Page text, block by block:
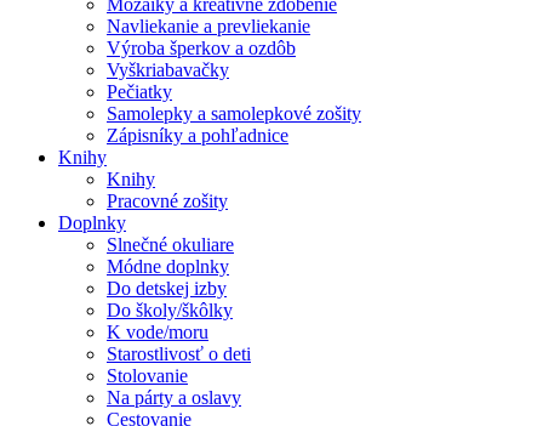
Navliekanie a prevliekanie
Výroba šperkov a ozdôb
Vyškriabavačky
Pečiatky
Samolepky a samolepkové zošity
Zápisníky a pohľadnice
Knihy
Knihy
Pracovné zošity
Doplnky
Slnečné okuliare
Módne doplnky
Do detskej izby
Do školy/škôlky
K vode/moru
Starostlivosť o deti
Stolovanie
Na párty a oslavy
Cestovanie